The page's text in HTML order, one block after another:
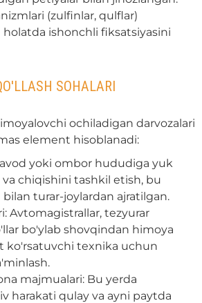
(zulfinlar, qulflar)
ishonchli fiksatsiyasini
SOHALARI
ochiladigan darvozalari
element hisoblanadi:
yoki ombor hududiga yuk
chiqishini tashkil etish, bu
turar-joylardan ajratilgan.
Avtomagistrallar, tezyurar
bo'ylab shovqindan himoya
ko'rsatuvchi texnika uchun
majmualari: Bu yerda
harakati qulay va ayni paytda